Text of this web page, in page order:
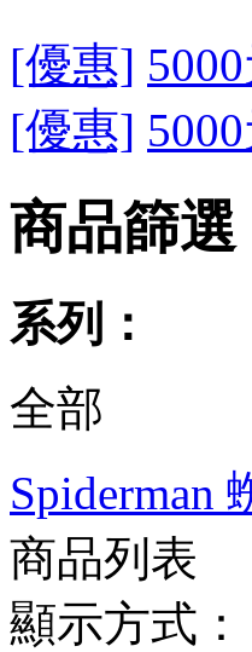
[優惠]
[優惠]
商品篩選
系列：
全部
Spiderman
商品列表
顯示方式：